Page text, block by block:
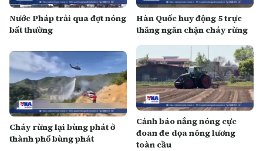
Nước Pháp trải qua đợt nóng
bất thường
Hàn Quốc huy động 5 trực
thăng ngăn chặn cháy rừng
Cháy rừng lại bùng phát ở
thành phố bùng phát
Cảnh báo nắng nóng cực
đoan đe dọa nông lương
toàn cầu